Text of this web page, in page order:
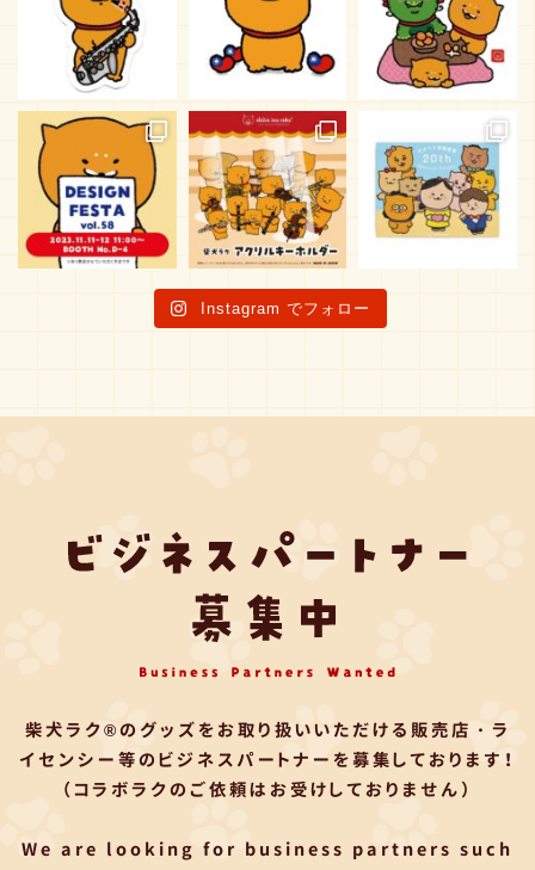
Instagram でフォロー
柴犬ラク®のグッズをお取り扱いいただける 販売店・ラ
イセンシー等のビジネスパートナーを募集しております！
（コラボラクのご依頼はお受けしておりません）
We are looking for business partners such